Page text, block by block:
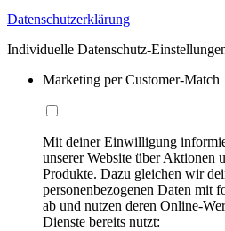
Datenschutzerklärung
Individuelle Datenschutz-
Marketing per Customer-Match
Mit deiner Einwilligung
unserer Website über Aktionen
Produkte. Dazu gleichen wir
personenbezogenen Daten mit
ab und nutzen deren Online-
Dienste bereits nutzt: